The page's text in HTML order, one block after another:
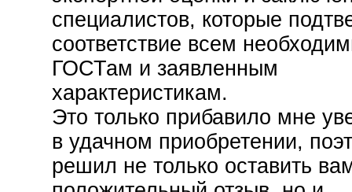
специалистов, которые
соответствие всем
ГОСТам и заявленным
характеристикам.
Это только прибавило мне
в удачном приобретении,
решил не только оставить